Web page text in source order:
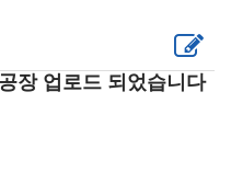
장 업로드 되었습니다